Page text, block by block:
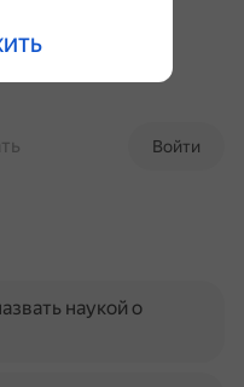
Войти
наукой о